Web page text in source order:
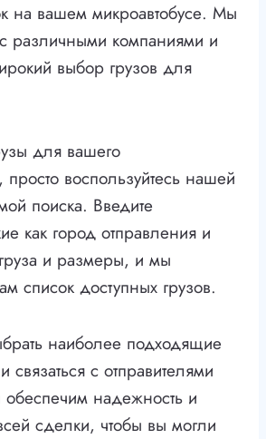
на вашем микроавтобусе. Мы
различными компаниями и
выбор грузов для
для вашего
просто воспользуйтесь нашей
поиска. Введите
как город отправления и
и размеры, и мы
список доступных грузов.
наиболее подходящие
связаться с отправителями
надежность и
сделки, чтобы вы могли